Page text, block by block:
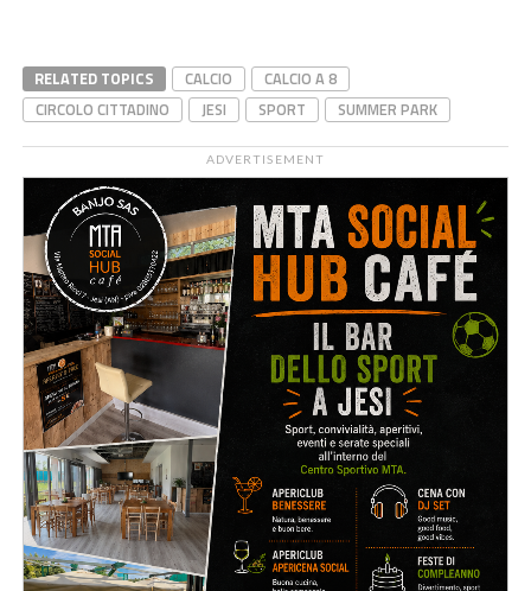
RELATED TOPICS CALCIO
CALCIO A 8
CIRCOLO CITTADINO
JESI SPORT SUMMER PARK
ADVERTISEMENT